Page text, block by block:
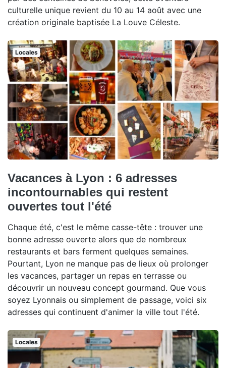
culturelle unique revient du 10 au 14 août avec une
création originale baptisée La Louve Céleste.
Locales
Vacances à Lyon : 6 adresses
incontournables qui restent
ouvertes tout l'été
Chaque été, c'est le même casse-tête : trouver une
bonne adresse ouverte alors que de nombreux
restaurants et bars ferment quelques semaines.
Pourtant, Lyon ne manque pas de lieux où prolonger
les vacances, partager un repas en terrasse ou
découvrir un nouveau concept gourmand. Que vous
soyez Lyonnais ou simplement de passage, voici six
adresses qui continuent d'animer la ville tout l'été.
Locales